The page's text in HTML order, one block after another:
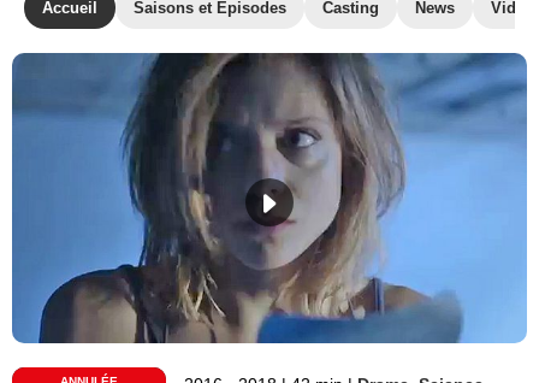
Accueil Saisons et Episodes Casting News